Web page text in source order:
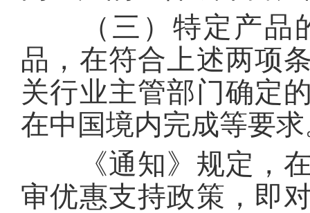
（三）特定产品的
品，在符合上述两项
关行业主管部门确定
在中国境内完成等要
《通知》规定，在
审优惠支持政策，即